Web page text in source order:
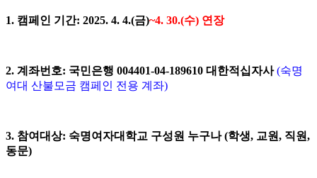
1. 캠페인 기간: 2025. 4. 4.(금)~4. 30.(수) 연장
2. 계좌번호: 국민은행 004401-04-189610 대한적십자사(숙명
여대 산불모금 캠페인 전용 계좌)
3. 참여대상: 숙명여자대학교 구성원 누구나 (학생, 교원, 직원,
동문)